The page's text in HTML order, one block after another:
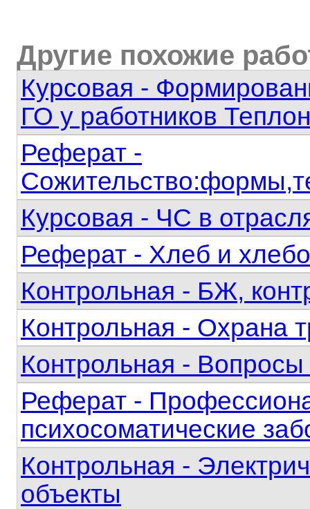
Другие похожие
Курсовая -
ГО у работников
Реферат -
Курсовая - ЧС в
Реферат - Хлеб и
Контрольная - БЖ,
Контрольная - Охрана
Контрольная -
Реферат -
психосоматические
Контрольная -
объекты